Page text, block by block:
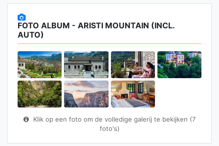
FOTO ALBUM - ARISTI MOUNTAIN (INCL.
AUTO)
Klik op een foto om de volledige galerij te bekijken (7
foto's)